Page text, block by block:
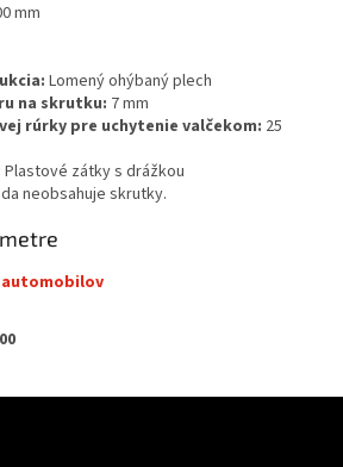
mm
Lomený ohýbaný plech
na skrutku: 7 mm
rúrky pre uchytenie valčekom: 25
Plastové zátky s drážkou
neobsahuje skrutky.
automobilov